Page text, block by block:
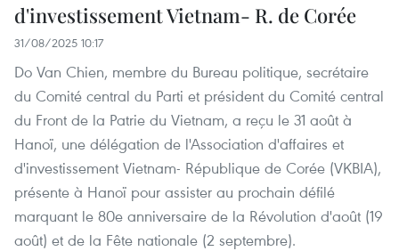
d'investissement Vietnam- R. de Corée
31/08/2025 10:17
Do Van Chien, membre du Bureau politique, secrétaire
du Comité central du Parti et président du Comité central
du Front de la Patrie du Vietnam, a reçu le 31 août à
Hanoï, une délégation de l'Association d'affaires et
d'investissement Vietnam- République de Corée (VKBIA),
présente à Hanoï pour assister au prochain défilé
marquant le 80e anniversaire de la Révolution d'août (19
août) et de la Fête nationale (2 septembre).